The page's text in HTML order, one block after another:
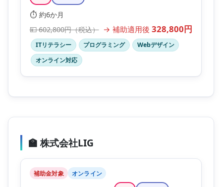
⏱️ 約6か月
💴 602,800円（税込） → 補助適用後 328,800円
ITリテラシー プログラミング
Webデザイン
オンライン対応
🏫 株式会社LIG
補助金対象 オンライン